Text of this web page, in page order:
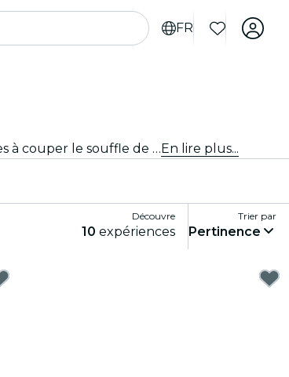
FR
Découvre Seattle autrement avec des croisières et des tours en bateau. Admire les monuments emblématiques et les vues à couper le souffle de la ville en traversant des eaux sereines. Les croisières et les tours en bateau à Seattle t'embarqueront dans une aventure sans pareil.En lire plus...
Découvre
10 expériences
Trier par
Pertinence